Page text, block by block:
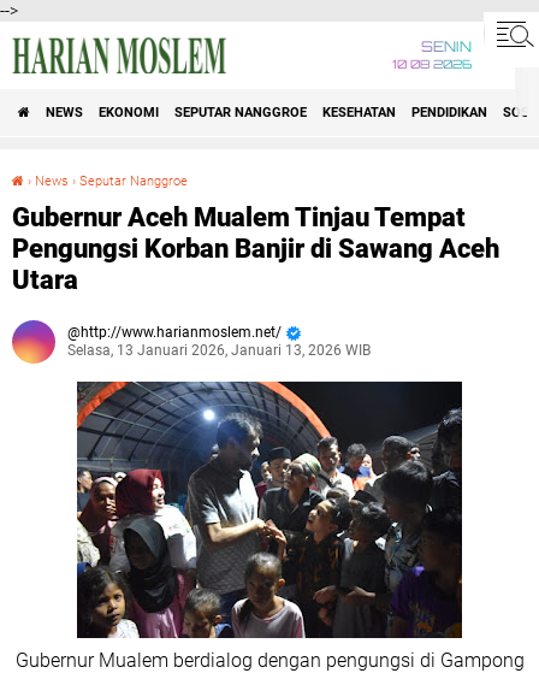
-->
SENIN
10 08 2026
NEWS EKONOMI SEPUTAR NANGGROE KESEHATAN PENDIDIKAN
› News › Seputar Nanggroe
Gubernur Aceh Mualem Tinjau Tempat
Pengungsi Korban Banjir di Sawang Aceh
Utara
http://www.harianmoslem.net/
Selasa, 13 Januari 2026, Januari 13, 2026 WIB
Gubernur Mualem berdialog dengan pengungsi di Gampong